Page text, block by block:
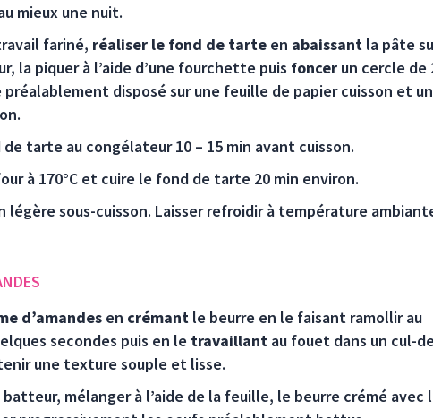
mieux une nuit.
fariné, réaliser le fond de tarteen abaissantla pâte
la piquer à l’aide d’une fourchette puis foncerun cercle de
disposé sur une feuille de papier cuisson et
tarte au congélateur 10 – 15 min avant cuisson.
à 170°C et cuire le fond de tarte 20 min environ.
légère sous-cuisson. Laisser refroidir à température
d’amandesen crémantle beurre en le faisant ramollir au
secondes puis en le travaillantau fouet dans un cul-
une texture souple et lisse.
batteur, mélanger à l’aide de la feuille, le beurre crémé avec